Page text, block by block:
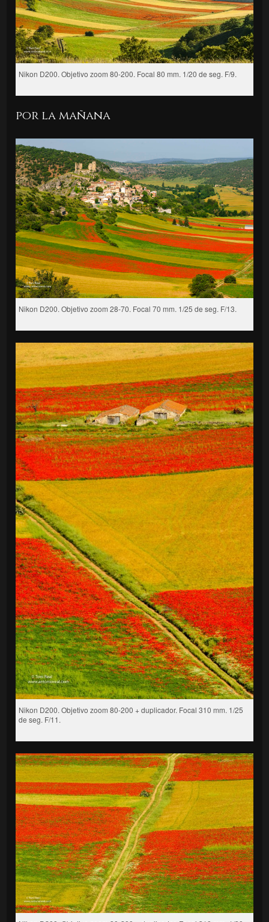
Nikon D200. Objetivo zoom 80-200. Focal 80 mm. 1/20 de seg. F/9.
por la mañana
Nikon D200. Objetivo zoom 28-70. Focal 70 mm. 1/25 de seg. F/13.
Nikon D200. Objetivo zoom 80-200 + duplicador. Focal 310 mm. 1/25
de seg. F/11.